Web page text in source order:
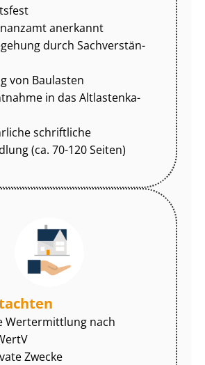
anerkannt
durch Sach­ver­stän­
von Baulasten
in das Alt­las­ten­ka­
schriftliche
(ca. 70-120 Seiten)
Wertermittlung nach
Zwecke